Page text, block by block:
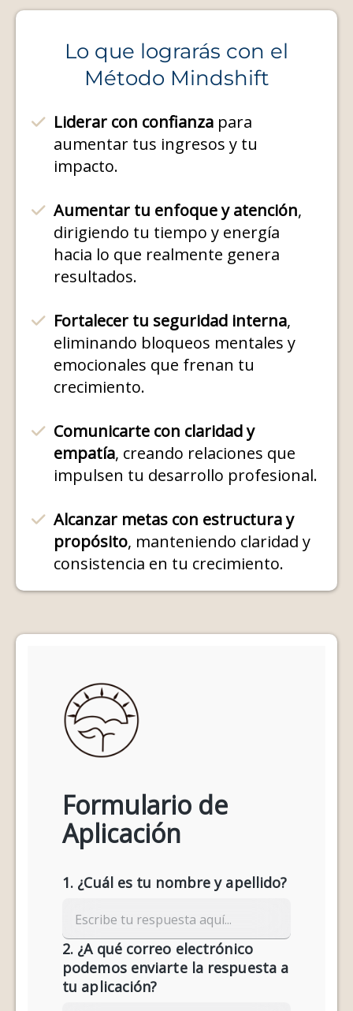
Lo que lograrás con el
Método Mindshift
Liderar con confianza para
aumentar tus ingresos y tu
impacto.
Aumentar tu enfoque y atención,
dirigiendo tu tiempo y energía
hacia lo que realmente genera
resultados.
Fortalecer tu seguridad interna,
eliminando bloqueos mentales y
emocionales que frenan tu
crecimiento.
Comunicarte con claridad y
empatía, creando relaciones que
impulsen tu desarrollo profesional.
Alcanzar metas con estructura y
propósito, manteniendo claridad y
consistencia en tu crecimiento.
Formulario de
Aplicación
1. ¿Cuál es tu nombre y apellido?
2. ¿A qué correo electrónico
podemos enviarte la respuesta a
tu aplicación?